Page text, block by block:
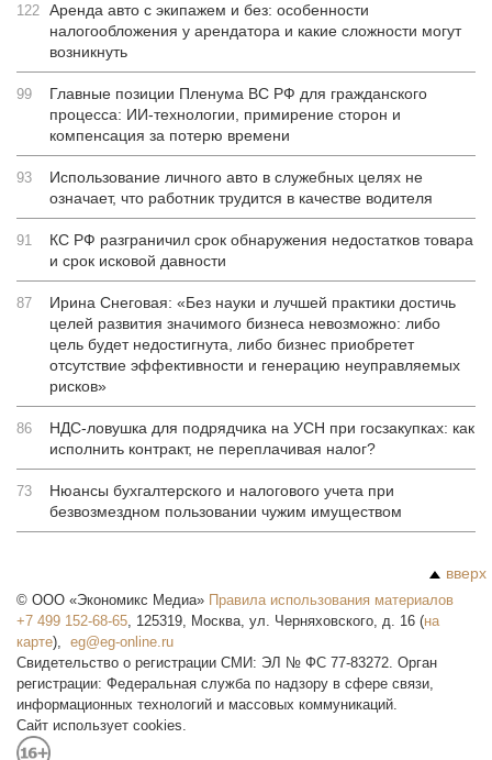
122 Аренда авто с экипажем и без: особенности
налогообложения у арендатора и какие сложности могут
возникнуть
99
Главные позиции Пленума ВС РФ для гражданского
процесса: ИИ-технологии, примирение сторон и
компенсация за потерю времени
93
Использование личного авто в служебных целях не
означает, что работник трудится в качестве водителя
91
КС РФ разграничил срок обнаружения недостатков товара
и срок исковой давности
87
Ирина Снеговая: «Без науки и лучшей практики достичь
целей развития значимого бизнеса невозможно: либо
цель будет недостигнута, либо бизнес приобретет
отсутствие эффективности и генерацию неуправляемых
рисков»
86
НДС-ловушка для подрядчика на УСН при госзакупках: как
исполнить контракт, не переплачивая налог?
73
Нюансы бухгалтерского и налогового учета при
безвозмездном пользовании чужим имуществом
вверх
© ООО «Экономикс Медиа» Правила использования материалов
+7 499 152-68-65, 125319, Москва, ул. Черняховского, д. 16 (на
карте),
Свидетельство о регистрации СМИ: ЭЛ № ФС 77-83272. Орган
регистрации: Федеральная служба по надзору в сфере связи,
информационных технологий и массовых коммуникаций.
Сайт использует cookies.